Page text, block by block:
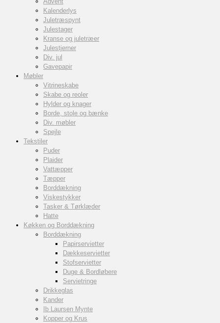
Kalenderlys
Juletræspynt
Julestager
Kranse og juletræer
Julestjerner
Div. jul
Gavepapir
Møbler
Vitrineskabe
Skabe og reoler
Hylder og knager
Borde, stole og bænke
Div. møbler
Spejle
Tekstiler
Puder
Plaider
Vattæpper
Tæpper
Borddækning
Viskestykker
Tasker & Tørklæder
Hatte
Køkken og Borddækning
Borddækning
Papirservietter
Dækkeservietter
Stofservietter
Duge & Bordløbere
Servietringe
Drikkeglas
Kander
Ib Laursen Mynte
Kopper og Krus